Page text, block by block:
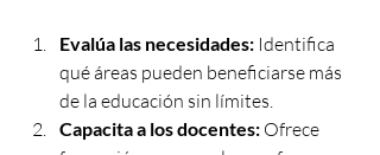
Evalúa las necesidades: Identifica
qué áreas pueden beneficiarse más
de la educación sin límites.
Capacita a los docentes: Ofrece